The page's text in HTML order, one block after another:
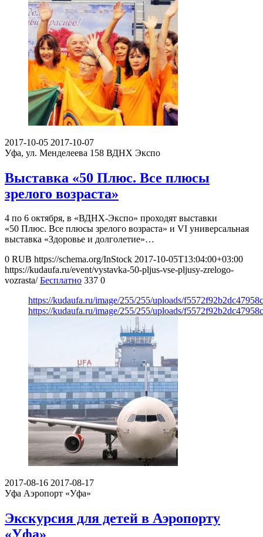
2017-10-05 2017-10-07
Уфа, ул. Менделеева 158 ВДНХ Экспо
Выставка «50 Плюс. Все плюсы
зрелого возраста»
4 по 6 октября, в «ВДНХ-Экспо» проходят выставки
«50 Плюс. Все плюсы зрелого возраста» и VI универсальная
выставка «Здоровье и долголетие»…
0 RUB https://schema.org/InStock 2017-10-05T13:04:00+03:00
https://kudaufa.ru/event/vystavka-50-pljus-vse-pljusy-zrelogo-
vozrasta/ Бесплатно 337 0
https://kudaufa.ru/image/255/255/uploads/
https://kudaufa.ru/image/255/255/uploads/
2017-08-16 2017-08-17
Уфа Аэропорт «Уфа»
Экскурсия для детей в Аэропорту